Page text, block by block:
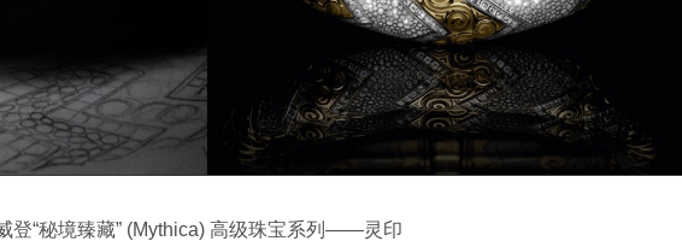
登“秘境臻藏” (Mythica) 高级珠宝系列——灵印